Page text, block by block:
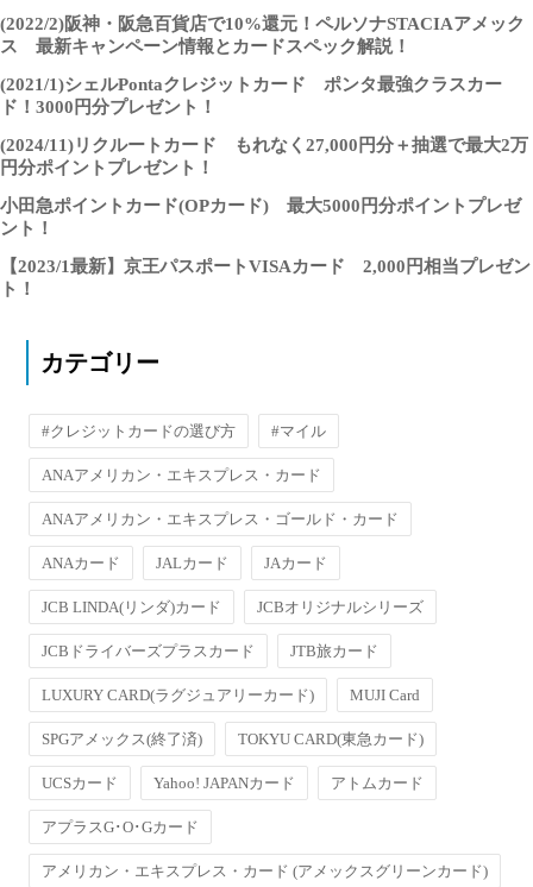
(2022/2)阪神・阪急百貨店で10%還元！ペルソナSTACIAアメック
ス 最新キャンペーン情報とカードスペック解説！
(2021/1)シェルPontaクレジットカード ポンタ最強クラスカー
ド！3000円分プレゼント！
(2024/11)リクルートカード もれなく27,000円分＋抽選で最大2万
円分ポイントプレゼント！
小田急ポイントカード(OPカード) 最大5000円分ポイントプレゼ
ント！
【2023/1最新】京王パスポートVISAカード 2,000円相当プレゼン
ト！
カテゴリー
#クレジットカードの選び方 #マイル
ANAアメリカン・エキスプレス・カード
ANAアメリカン・エキスプレス・ゴールド・カード
ANAカード JALカード JAカード
JCB LINDA(リンダ)カード JCBオリジナルシリーズ
JCBドライバーズプラスカード JTB旅カード
LUXURY CARD(ラグジュアリーカード) MUJI Card
SPGアメックス(終了済) TOKYU CARD(東急カード)
UCSカード Yahoo! JAPANカード アトムカード
アプラスG･O･Gカード
アメリカン・エキスプレス・カード (アメックスグリーンカード)